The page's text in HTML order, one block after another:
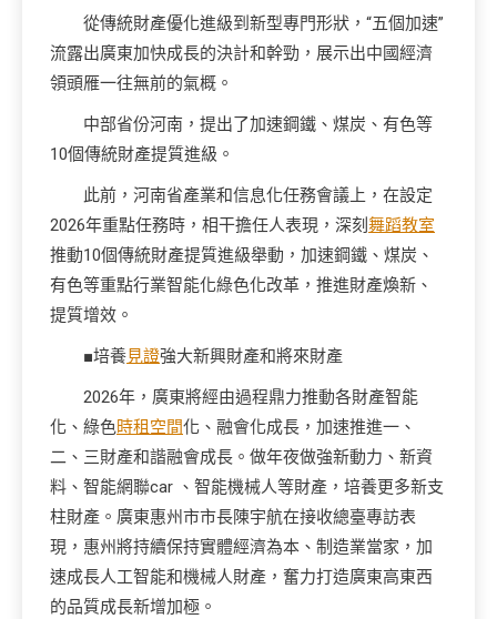
從傳統財產優化進級到新型專門形狀，“五個加速”
流露出廣東加快成長的決計和幹勁，展示出中國經濟
領頭雁一往無前的氣概。
中部省份河南，提出了加速鋼鐵、煤炭、有色等
10個傳統財產提質進級。
此前，河南省產業和信息化任務會議上，在設定
2026年重點任務時，相干擔任人表現，深刻舞蹈教室
推動10個傳統財產提質進級舉動，加速鋼鐵、煤炭、
有色等重點行業智能化綠色化改革，推進財產煥新、
提質增效。
■培養見證強大新興財產和將來財產
2026年，廣東將經由過程鼎力推動各財產智能
化、綠色時租空間化、融會化成長，加速推進一、
二、三財產和諧融會成長。做年夜做強新動力、新資
料、智能網聯car 、智能機械人等財產，培養更多新支
柱財產。廣東惠州市市長陳宇航在接收總臺專訪表
現，惠州將持續保持實體經濟為本、制造業當家，加
速成長人工智能和機械人財產，奮力打造廣東高東西
的品質成長新增加極。